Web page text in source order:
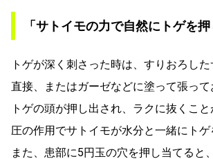
「サトイモの力で自然にトゲを押
トゲが深く刺さった時は、すりおろし
直接、またはガーゼなどに塗って張っ
トゲの頭が押し出され、ラクに抜くこ
圧の作用でサトイモが水分と一緒にトゲ
また、患部に5円玉の穴を押し当てると